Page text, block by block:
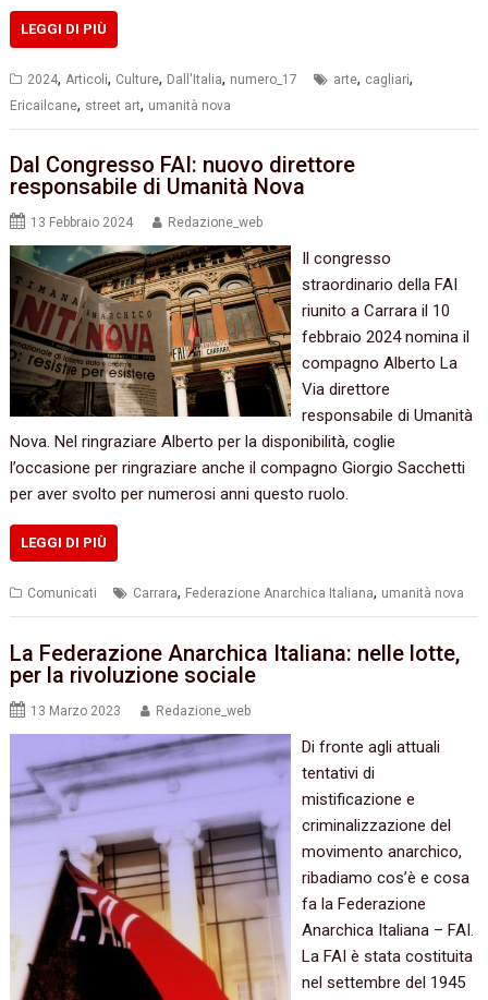
LEGGI DI PIÙ
2024, Articoli, Culture, Dall'Italia, numero_17 arte, cagliari,
Ericailcane, street art, umanità nova
Dal Congresso FAI: nuovo direttore
responsabile di Umanità Nova
13 Febbraio 2024 Redazione_web
Il congresso
straordinario della FAI
riunito a Carrara il 10
febbraio 2024 nomina il
compagno Alberto La
Via direttore
responsabile di Umanità
Nova. Nel ringraziare Alberto per la disponibilità, coglie
l’occasione per ringraziare anche il compagno Giorgio Sacchetti
per aver svolto per numerosi anni questo ruolo.
LEGGI DI PIÙ
Comunicati Carrara, Federazione Anarchica Italiana, umanità nova
La Federazione Anarchica Italiana: nelle lotte,
per la rivoluzione sociale
13 Marzo 2023 Redazione_web
Di fronte agli attuali
tentativi di
mistificazione e
criminalizzazione del
movimento anarchico,
ribadiamo cos’è e cosa
fa la Federazione
Anarchica Italiana – FAI.
La FAI è stata costituita
nel settembre del 1945